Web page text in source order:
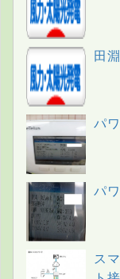
田
パ
パ
ス